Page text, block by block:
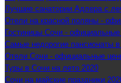
Лучшие санатории Адлера с
Отели на красной поляны -
Гостиницы Сочи -
Самые недорогие пансионаты
Отели Сочи - официальные
Туры в Сочи на лето 2020
Сочи на майские праздники